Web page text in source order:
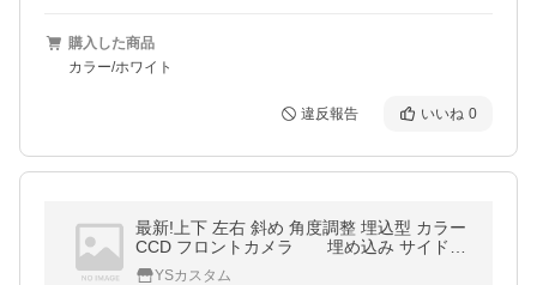
購入した商品
カラー/ホワイト
違反報告 いいね 0
最新!上下 左右 斜め 角度調整 埋込型 カラー
CCD フロントカメラ 埋め込み サイドカ
メラ 正像 無段階 広角
YSカスタム